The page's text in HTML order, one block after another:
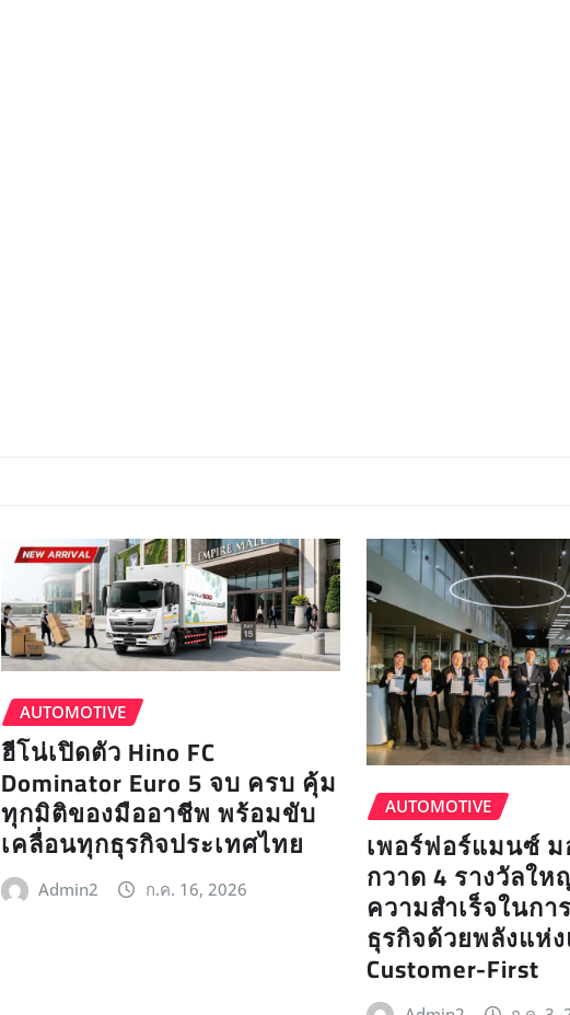
AUTOMOTIVE
ฮีโน่เปิดตัว Hino FC
Dominator Euro 5 จบ ครบ คุ้ม
ทุกมิติของมืออาชีพ พร้อมขับ
เคลื่อนทุกธุรกิจประเทศไทย
Admin2 ก.ค. 16, 2026
AUTOMOTIVE
เพอร์ฟอร์แมนซ์ ม
กวาด 4 รางวัลใ
ความสำเร็จในก
ธุรกิจด้วยพลังแห่
Customer-First